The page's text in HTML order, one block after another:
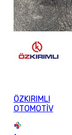
ÖZKIRIMLI
OTOMOTİV